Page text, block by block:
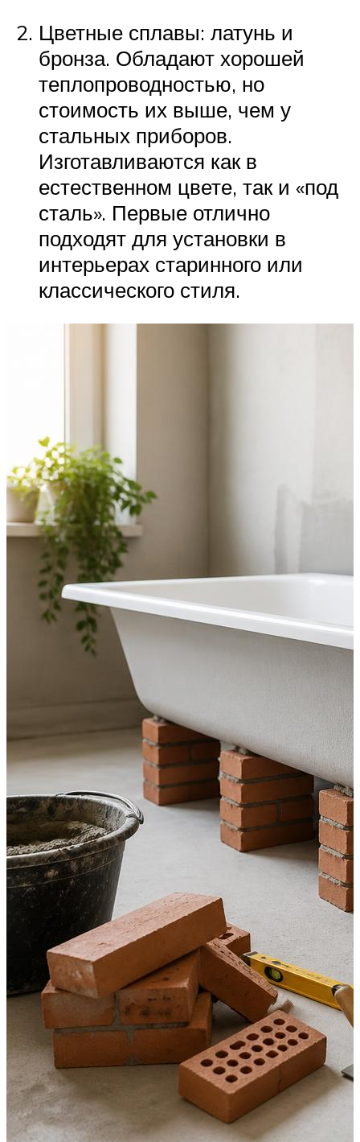
Цветные сплавы: латунь и
бронза. Обладают хорошей
теплопроводностью, но
стоимость их выше, чем у
стальных приборов.
Изготавливаются как в
естественном цвете, так и «под
сталь». Первые отлично
подходят для установки в
интерьерах старинного или
классического стиля.